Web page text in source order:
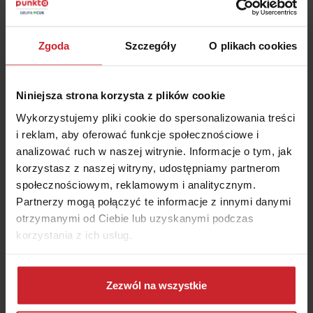
Zgoda Szczegóły O plikach cookies
Niniejsza strona korzysta z plików cookie
Wykorzystujemy pliki cookie do spersonalizowania treści
i reklam, aby oferować funkcje społecznościowe i
analizować ruch w naszej witrynie. Informacje o tym, jak
korzystasz z naszej witryny, udostępniamy partnerom
społecznościowym, reklamowym i analitycznym.
Partnerzy mogą połączyć te informacje z innymi danymi
otrzymanymi od Ciebie lub uzyskanymi podczas
korzystania z ich usług.
Dowiedz się więcej na temat tego, kim jesteśmy, jak
można się z nami skontaktować i w jaki sposób
przetwarzamy dane osobowe w ramachPolityki
Zezwól na wszystkie
Jeździ przepisowo, jest zdystansowany i raczej ostrożny.
na każdą nieprzewidzianą drogową sytuację. Panowie
zdecydowanie nie lubią się spieszyć, wolą wyjechać
Minusem Koziorożców bywa ich nadmierne asekuranctwo.
Powinni uczyć się podejmować szybsze drogowe decyzje.
Jak w statystykach ubezpieczycieli wypadają Koziorożce?
Nie będzie zdziwienia: jest dobrze. Koziorożce – tak
kobiety jak i mężczyźni powodują mniej wypadków niż
średnia dla całego zodiaku.
Horoskop kierowcy – Wodnik
bezpiecznie i z rozwagą. Potrafi wymienić koło, albo
wezwać pomoc, jeśli nie chce mu się brudzić rączek.